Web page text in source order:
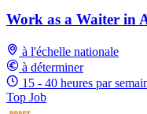
Work as a Waiter in
à l'échelle nationale
à déterminer
15 - 40 heures par
Top Job